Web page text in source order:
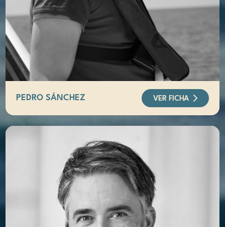
PEDRO SÁNCHEZ VER FICHA